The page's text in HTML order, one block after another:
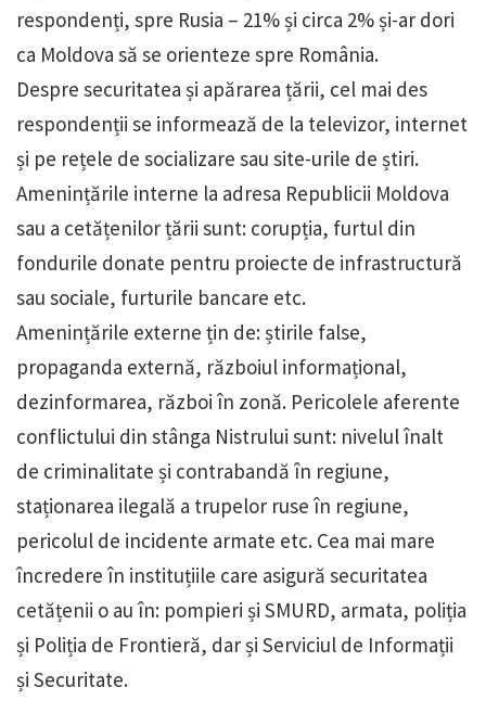
respondenți, spre Rusia – 21% și circa 2% și-ar dori
ca Moldova să se orienteze spre România.
Despre securitatea și apărarea țării, cel mai des
respondenții se informează de la televizor, internet
și pe rețele de socializare sau site-urile de știri.
Amenințările interne la adresa Republicii Moldova
sau a cetățenilor țării sunt: corupția, furtul din
fondurile donate pentru proiecte de infrastructură
sau sociale, furturile bancare etc.
Amenințările externe țin de: știrile false,
propaganda externă, războiul informațional,
dezinformarea, război în zonă. Pericolele aferente
conflictului din stânga Nistrului sunt: nivelul înalt
de criminalitate și contrabandă în regiune,
staționarea ilegală a trupelor ruse în regiune,
pericolul de incidente armate etc. Cea mai mare
încredere în instituțiile care asigură securitatea
cetățenii o au în: pompieri și SMURD, armata, poliția
și Poliția de Frontieră, dar și Serviciul de Informații
și Securitate.